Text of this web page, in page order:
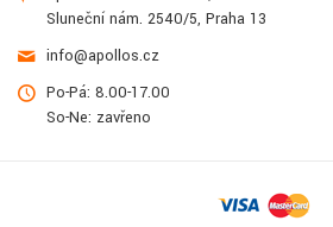
Sluneční nám. 2540/5, Praha 13
info@apollos.cz
Po-Pá: 8.00-17.00
So-Ne: zavřeno